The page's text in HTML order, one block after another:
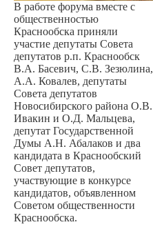
В работе форума вместе с
общественностью
Краснообска приняли
участие депутаты Совета
депутатов р.п. Краснообск
В.А. Басевич, С.В. Зезюлина,
А.А. Ковалев, депутаты
Совета депутатов
Новосибирского района О.В.
Ивакин и О.Д. Мальцева,
депутат Государственной
Думы А.Н. Абалаков и два
кандидата в Краснообский
Совет депутатов,
участвующие в конкурсе
кандидатов, объявленном
Советом общественности
Краснообска.